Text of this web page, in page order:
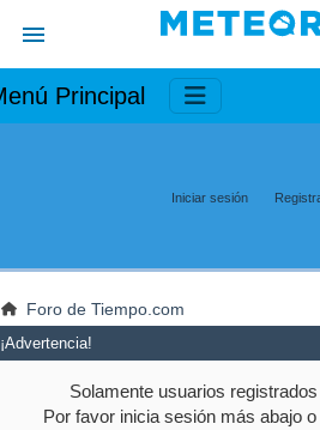
Principal
Iniciar sesión
Foro de Tiempo.com
¡Advertencia!
Solamente usuarios
Por favor inicia sesión más abajo o